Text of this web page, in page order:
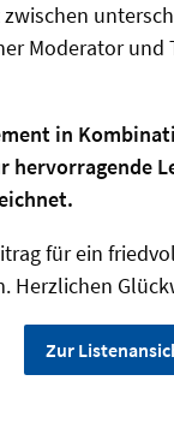
Moderator und
in
hervorragende
für ein
Zur